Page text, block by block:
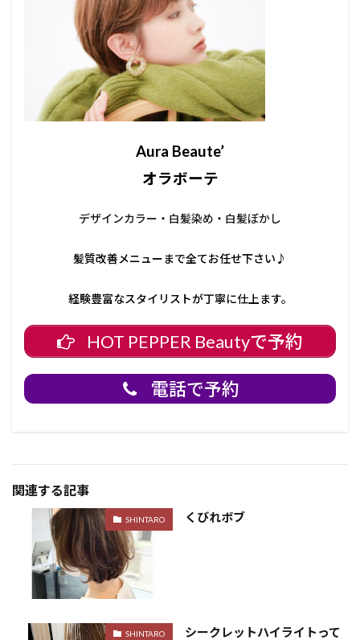
Aura Beaute’
オラボーテ
デザインカラー・白髪染め・白髪ぼかし
髪質改善メニューまで全てお任せ下さい♪
経験豊富なスタイリストが丁寧に仕上ます。
HOT PEPPER Beautyで予約
電話で予約
関連する記事
SHINTARO くびれボブ
SHINTARO
シークレットハイライトって